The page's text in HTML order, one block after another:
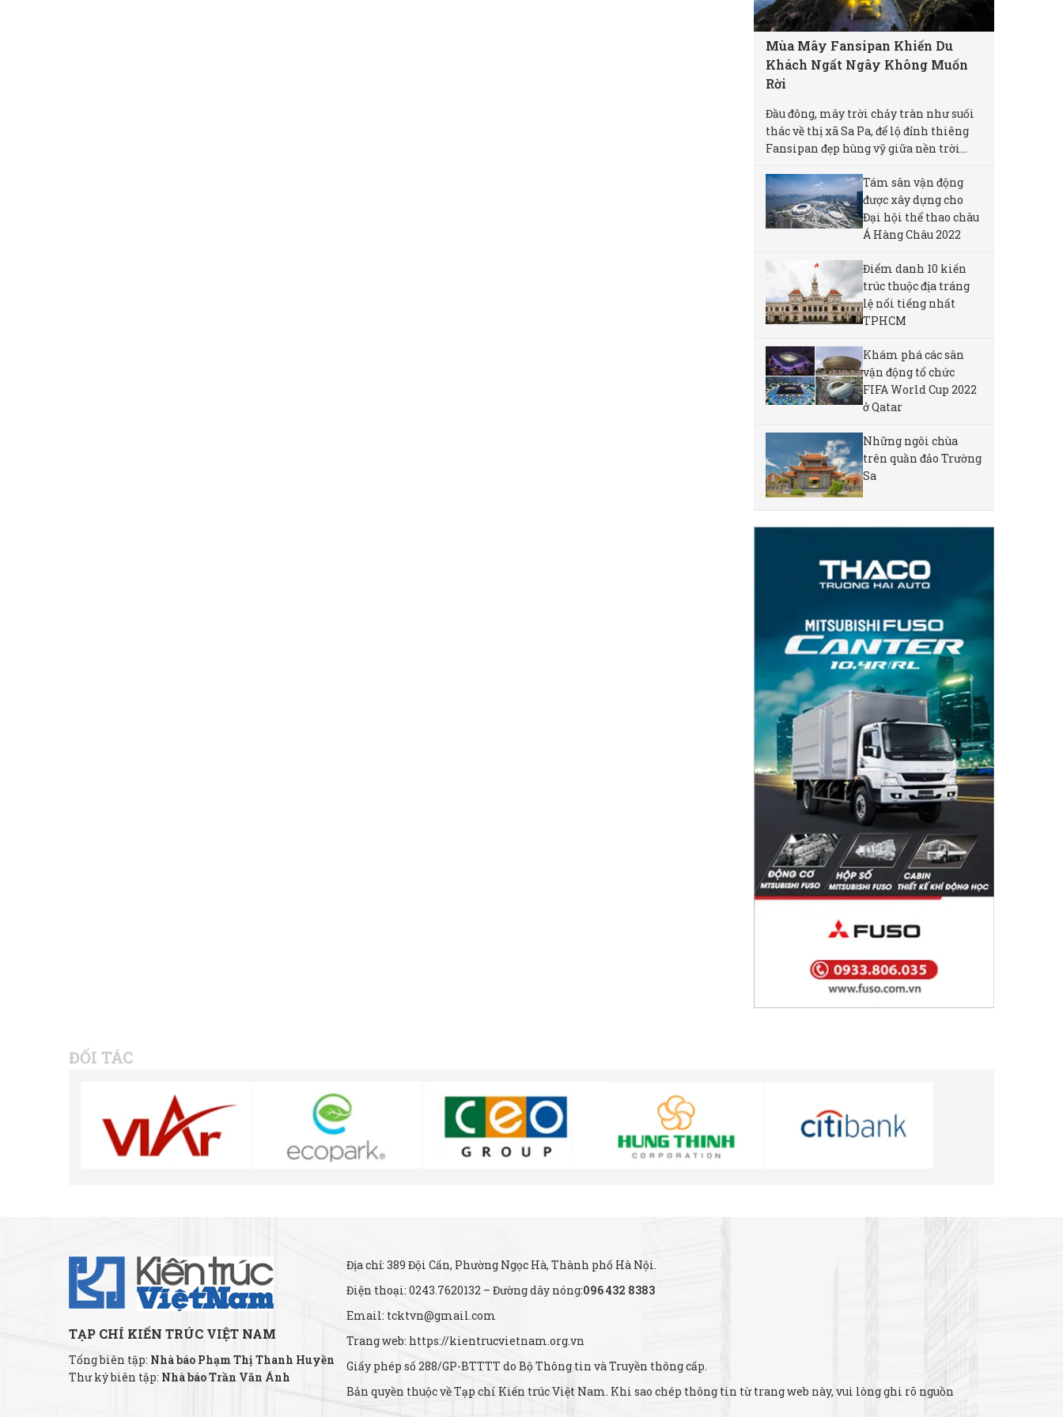
Mùa Mây Fansipan Khiến Du
Khách Ngất Ngây Không Muốn
Rời
Đầu đông, mây trời chảy tràn như suối
thác về thị xã Sa Pa, để lộ đỉnh thiêng
Fansipan đẹp hùng vỹ giữa nền trời...
Tám sân vận động
được xây dựng cho
Đại hội thể thao châu
Á Hàng Châu 2022
Điểm danh 10 kiến
trúc thuộc địa tráng
lệ nổi tiếng nhất
TPHCM
Khám phá các sân
vận động tổ chức
FIFA World Cup 2022
ở Qatar
Những ngôi chùa
trên quần đảo Trường
Sa
ĐỐI TÁC
TẠP CHÍ KIẾN TRÚC VIỆT NAM
Tổng biên tập: Nhà báo Phạm Thị Thanh Huyền
Thư ký biên tập: Nhà báo Trần Văn Ánh
Địa chỉ: 389 Đội Cấn, Phường Ngọc Hà, Thành phố Hà Nội.
Điện thoại: 0243.7620132 – Đường dây nóng:096 432 8383
Email: tcktvn@gmail.com
Trang web: https://kientrucvietnam.org.vn
Giấy phép số 288/GP-BTTTT do Bộ Thông tin và Truyền thông cấp.
Bản quyền thuộc về Tạp chí Kiến trúc Việt Nam. Khi sao chép thông tin từ trang web này, vui lòng ghi rõ nguồn